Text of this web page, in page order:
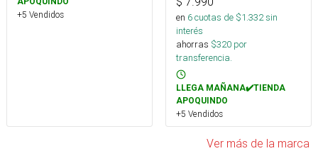
+5 Vendidos en 6cuotas de $1.332sin
interés
ahorras $320 por
transferencia.
LLEGA MAÑANA✔️TIENDA
APOQUINDO
+5 Vendidos
Ver más de la marca